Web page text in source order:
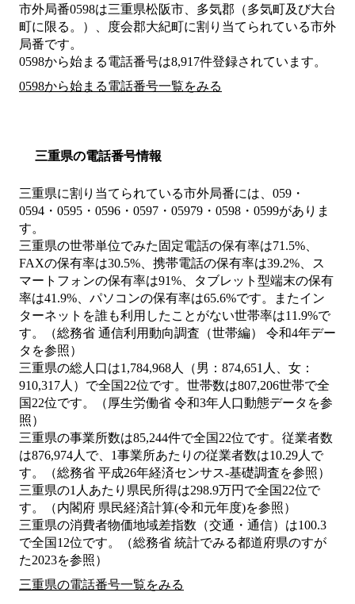
市外局番0598は三重県松阪市、多気郡（多気町及び大台
町に限る。）、度会郡大紀町に割り当てられている市外
局番です。
0598から始まる電話番号は8,917件登録されています。
0598から始まる電話番号一覧をみる
三重県の電話番号情報
三重県に割り当てられている市外局番には、059・
0594・0595・0596・0597・05979・0598・0599がありま
す。
三重県の世帯単位でみた固定電話の保有率は71.5%、
FAXの保有率は30.5%、携帯電話の保有率は39.2%、ス
マートフォンの保有率は91%、タブレット型端末の保有
率は41.9%、パソコンの保有率は65.6%です。またイン
ターネットを誰も利用したことがない世帯率は11.9%で
す。（総務省 通信利用動向調査（世帯編） 令和4年デー
タを参照）
三重県の総人口は1,784,968人（男：874,651人、女：
910,317人）で全国22位です。世帯数は807,206世帯で全
国22位です。（厚生労働省 令和3年人口動態データを参
照）
三重県の事業所数は85,244件で全国22位です。従業者数
は876,974人で、1事業所あたりの従業者数は10.29人で
す。（総務省 平成26年経済センサス‐基礎調査を参照）
三重県の1人あたり県民所得は298.9万円で全国22位で
す。（内閣府 県民経済計算(令和元年度)を参照）
三重県の消費者物価地域差指数（交通・通信）は100.3
で全国12位です。（総務省 統計でみる都道府県のすが
た2023を参照）
三重県の電話番号一覧をみる